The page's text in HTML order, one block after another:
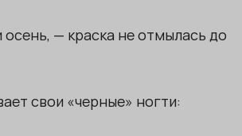
— краска не отмылась до
свои «черные» ногти: